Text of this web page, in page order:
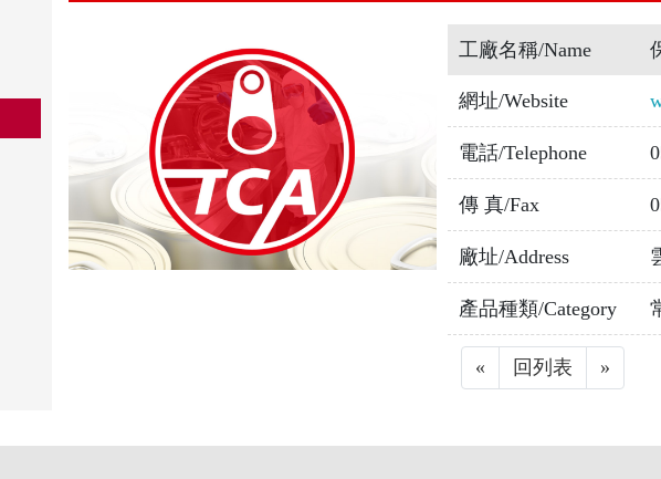
工廠名稱/Name
網址/Website
電話/Telephone
傳 真/Fax
廠址/Address
產品種類/Category
« Previous
回列表 »